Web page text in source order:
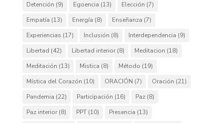
Detención (9) Egoencia (13) Elección (7)
Empatía (13) Energía (8) Enseñanza (7)
Experiencias (17) Inclusión (8) Interdependencia (9)
Libertad (42) Libertad interior(8) Meditacion (18)
Meditación (13) Mistica (8) Método (19)
Mística del Corazón (10) ORACIÓN (7) Oración (21)
Pandemia (22) Participación (16) Paz(8)
Paz interior(8) PPT(10) Presencia (13)